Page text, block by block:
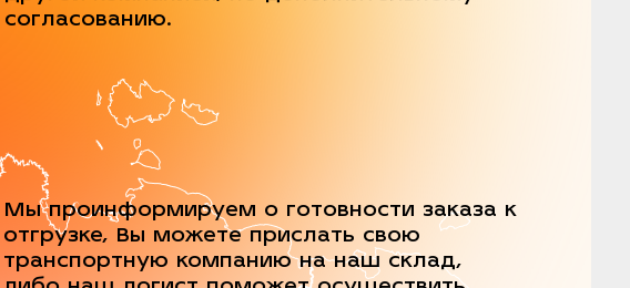
согласованию.
Мы проинформируем о готовности заказа к
отгрузке, Вы можете прислать свою
транспортную компанию на наш склад,